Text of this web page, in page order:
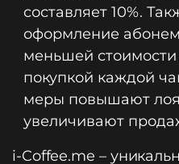
составляет 10%.
оформление
меньшей
покупкой каждой
меры повышают
увеличивают
i-Coffee.me –